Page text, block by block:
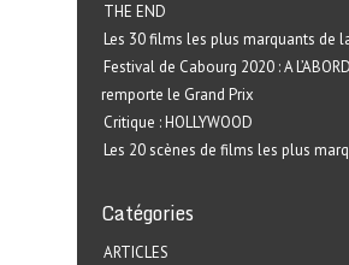
THE END
Les 30 films les plus marquants de
Festival de Cabourg 2020 : A
remporte le Grand Prix
Critique : HOLLYWOOD
Les 20 scènes de films les plus
Catégories
ARTICLES